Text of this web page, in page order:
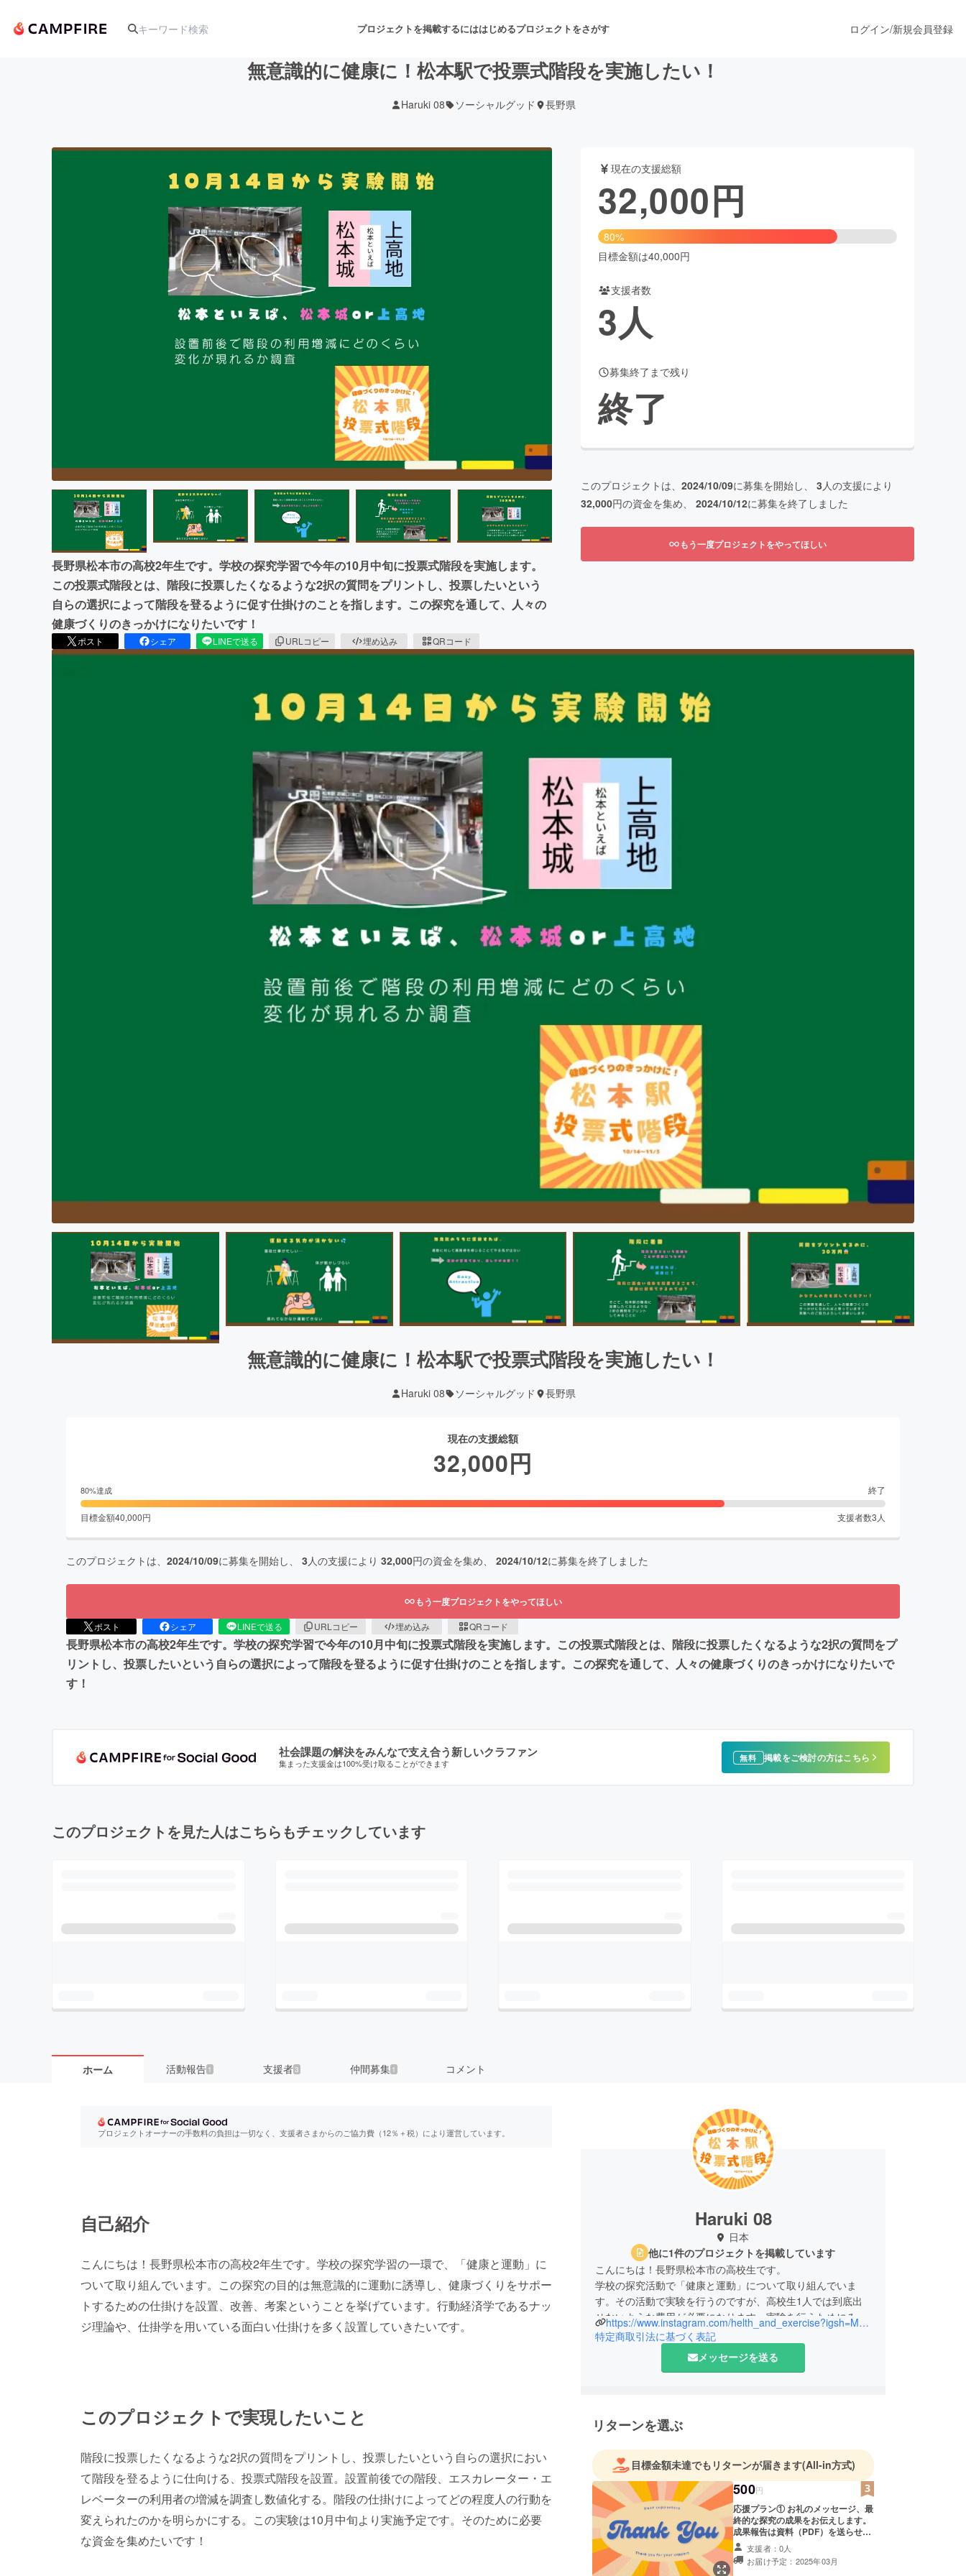
プロジェクトを掲載するにははじめるプロジェクトをさがす
アート・写真 音楽 舞台・パフォーマンス
テクノロジー・ガジェット ゲーム・サービス開発 ファッション
映像・映画 書籍・雑誌出版
ビジネス・起業 ビューティー・ヘルスケア
まちづくり・地域活性化
CAMPFIRE for Social Good
CAMPFIREふるさと納税
ログイン/新規会員登録
無意識的に健康に！松本駅で投票式階段を実施したい！
Haruki 08 ソーシャルグッド 長野県
長野県松本市の高校2年生です。学校の探究学習で今年の10月中旬に投票式階段を実施します。
この投票式階段とは、階段に投票したくなるような2択の質問をプリントし、投票したいという
自らの選択によって階段を登るように促す仕掛けのことを指します。この探究を通して、人々の
健康づくりのきっかけになりたいです！
ポスト シェア LINEで送る URLコピー 埋め込み QRコード
現在の支援総額
32,000円
80%
目標金額は40,000円
支援者数
3人
募集終了まで残り
終了
このプロジェクトは、 2024/10/09に募集を開始し、 3人の支援により
32,000円の資金を集め、 2024/10/12に募集を終了しました
もう一度プロジェクトをやってほしい
無意識的に健康に！松本駅で投票式階段を実施したい！
Haruki 08 ソーシャルグッド 長野県
現在の支援総額
32,000円
80%達成 終了
目標金額40,000円 支援者数3人
このプロジェクトは、 2024/10/09に募集を開始し、 3人の支援により 32,000円の資金を集め、 2024/10/12に募集を終了しました
もう一度プロジェクトをやってほしい
ポスト シェア LINEで送る URLコピー 埋め込み QRコード
長野県松本市の高校2年生です。学校の探究学習で今年の10月中旬に投票式階段を実施します。この投票式階段とは、階段に投票したくなるような2択の質問をプ
リントし、投票したいという自らの選択によって階段を登るように促す仕掛けのことを指します。この探究を通して、人々の健康づくりのきっかけになりたいで
す！
社会課題の解決をみんなで支え合う新しいクラファン
集まった支援金は100%受け取ることができます 無料 掲載をご検討の方はこちら
このプロジェクトを見た人はこちらもチェックしています
ホーム 活動報告 1 支援者3 仲間募集 1 コメント
プロジェクトオーナーの手数料の負担は一切なく、支援者さまからのご協力費（12％＋税）により運営しています。
自己紹介
こんにちは！長野県松本市の高校2年生です。学校の探究学習の一環で、「健康と運動」に
ついて取り組んでいます。この探究の目的は無意識的に運動に誘導し、健康づくりをサポー
トするための仕掛けを設置、改善、考案ということを挙げています。行動経済学であるナッ
ジ理論や、仕掛学を用いている面白い仕掛けを多く設置していきたいです。
このプロジェクトで実現したいこと
階段に投票したくなるような2択の質問をプリントし、投票したいという自らの選択におい
て階段を登るように仕向ける、投票式階段を設置。設置前後での階段、エスカレーター・エ
レベーターの利用者の増減を調査し数値化する。階段の仕掛けによってどの程度人の行動を
変えられたのかを明らかにする。この実験は10月中旬より実施予定です。そのために必要
な資金を集めたいです！
Haruki 08
日本
他に1件のプロジェクトを掲載しています
こんにちは！長野県松本市の高校生です。
学校の探究活動で「健康と運動」について取り組んでいま
す。その活動で実験を行うのですが、高校生1人では到底出
せないような費用が必要になります。実験を行うためにみな
さんのご協力よろしくお願いします！！
https://www.instagram.com/helth_and_exercise?igsh=MWJjODFxemRnYWI4cg%3D%3D&utm_source=qr
特定商取引法に基づく表記
メッセージを送る
リターンを選ぶ
目標金額未達でもリターンが届きます(All-in方式)
500円
応援プラン① お礼のメッセージ、最
終的な探究の成果をお伝えします。
成果報告は資料（PDF）を送らせて
いただきます。 ※リターンの内容は
1000円、3000円、5000円、10000
円と同じです。
支援者：0人
お届け予定：2025年03月